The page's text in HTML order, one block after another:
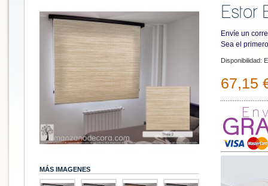
Estor
Envíe un
Sea el
Disponibilidad:
67,15
MÁS IMAGENES